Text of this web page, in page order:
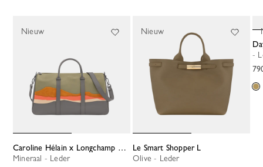
Caroline Hélain x Longchamp Reistas XL
Mineraal - Leder
Nieuw
Le Smart Shopper L
Olive - Leder
Nieuw
-